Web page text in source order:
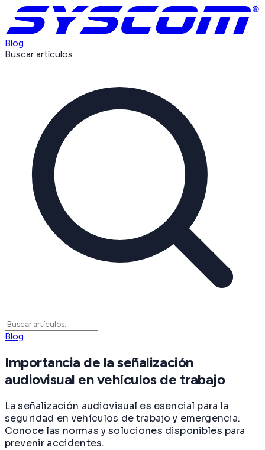
Blog
Buscar artículos
Blog
Importancia de la señalización
audiovisual en vehículos de trabajo
La señalización audiovisual es esencial para la
seguridad en vehículos de trabajo y emergencia.
Conoce las normas y soluciones disponibles para
prevenir accidentes.